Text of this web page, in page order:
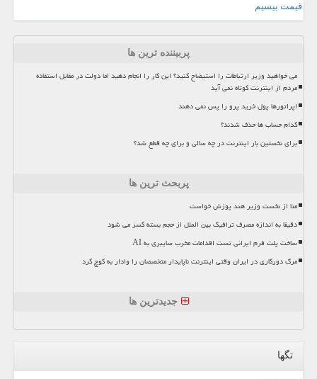
قیمت بیسیم
پربیننده ترین ها
می خواهید وزیر ارتباطات را استیضاح کنید؟ این کار را انجام دهید اما دولت در مقابل استفاده
مردم از اینترنت کوتاه نمی آید
اپراتورها پول خرید پرو را پس نمی دهند
کدام حساب ها حذف شدند؟
برای نخستین بار اینترنت در چه سالی و برای چه قطع شد؟
پربحث ترین ها
متا از نخست وزیر هند پوزش خواست
دقیقا به اندازه مصرف ترافیک بین الملل از حجم بسته کسر می شود
ساخت پلت فرم ایرانی تست اقدامات مخرب سایبری به AI
مرگ دورکاری در ایران وقتی اینترنت ناپایدار متخصصان را وادار به کوچ کرد
جدیدترین ها
تگها